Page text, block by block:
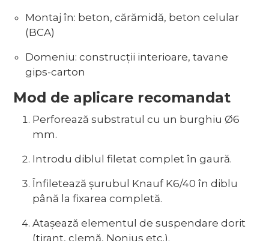
Montaj în: beton, cărămidă, beton celular
(BCA)
Domeniu: construcții interioare, tavane
gips-carton
Mod de aplicare recomandat
Perforează substratul cu un burghiu Ø6
mm.
Introdu diblul filetat complet în gaură.
Înfiletează șurubul Knauf K6/40 în diblu
până la fixarea completă.
Atașează elementul de suspendare dorit
(tirant, clemă, Nonius etc.).